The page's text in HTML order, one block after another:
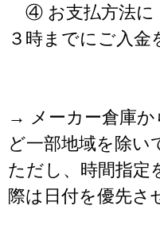
④ お支払方法に
３時までにご入
→ メーカー倉庫か
ど一部地域を除い
ただし、時間指
際は日付を優先さ